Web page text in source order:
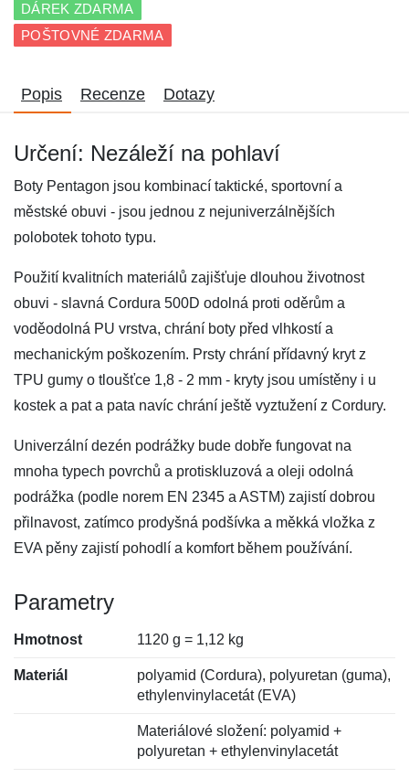
DÁREK ZDARMA
POŠTOVNÉ ZDARMA
Popis Recenze Dotazy
Určení: Nezáleží na pohlaví
Boty Pentagon jsou kombinací taktické, sportovní a
městské obuvi - jsou jednou z nejuniverzálnějších
polobotek tohoto typu.
Použití kvalitních materiálů zajišťuje dlouhou životnost
obuvi - slavná Cordura 500D odolná proti oděrům a
voděodolná PU vrstva, chrání boty před vlhkostí a
mechanickým poškozením. Prsty chrání přídavný kryt z
TPU gumy o tloušťce 1,8 - 2 mm - kryty jsou umístěny i u
kostek a pat a pata navíc chrání ještě vyztužení z Cordury.
Univerzální dezén podrážky bude dobře fungovat na
mnoha typech povrchů a protiskluzová a oleji odolná
podrážka (podle norem EN 2345 a ASTM) zajistí dobrou
přilnavost, zatímco prodyšná podšívka a měkká vložka z
EVA pěny zajistí pohodlí a komfort během používání.
Parametry
Hmotnost 1120 g = 1,12 kg
Materiál
polyamid (Cordura), polyuretan (guma),
ethylenvinylacetát (EVA)
Materiálové složení: polyamid +
polyuretan + ethylenvinylacetát